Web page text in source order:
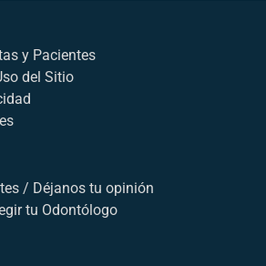
y Pacientes
del Sitio
/ Déjanos tu opinión
tu Odontólogo